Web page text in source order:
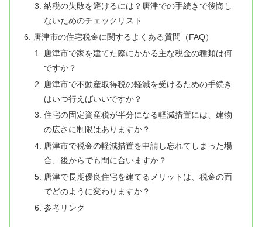
納税の失敗を避けるには？唐津での手続きで後悔し
ないためのチェックリスト
唐津市の住宅税金に関するよくある質問（FAQ）
唐津市で家を建てた際にかかる主な税金の種類は何
ですか？
唐津市で不動産取得税の軽減を受けるための手続き
はいつ行えばいいですか？
住宅の固定資産税が半分になる軽減措置には、建物
の広さに制限はありますか？
唐津市で税金の軽減措置を申請し忘れてしまった場
合、後からでも間に合いますか？
唐津で長期優良住宅を建てるメリットは、税金の面
でどのように変わりますか？
参考リンク